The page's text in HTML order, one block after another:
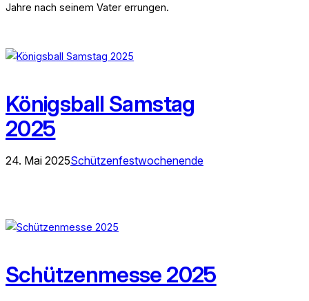
Jahre nach seinem Vater errungen.
Königsball Samstag
2025
24. Mai 2025Schützenfestwochenende
Schützenmesse 2025